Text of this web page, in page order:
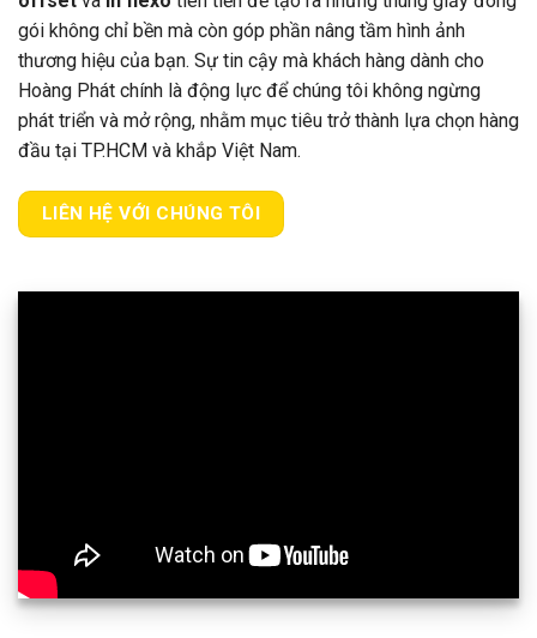
gói không chỉ bền mà còn góp phần nâng tầm hình ảnh
thương hiệu của bạn. Sự tin cậy mà khách hàng dành cho
Hoàng Phát chính là động lực để chúng tôi không ngừng
phát triển và mở rộng, nhằm mục tiêu trở thành lựa chọn hàng
đầu tại TP.HCM và khắp Việt Nam.
LIÊN HỆ VỚI CHÚNG TÔI